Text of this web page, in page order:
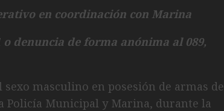
en coordinación con Marina
denuncia de forma anónima al 089,
sexo masculino en posesión de armas de
Policía Municipal y Marina, durante la